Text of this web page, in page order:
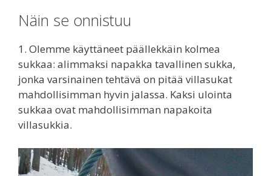
Näin se onnistuu
1. Olemme käyttäneet päällekkäin kolmea
sukkaa: alimmaksi napakka tavallinen sukka,
jonka varsinainen tehtävä on pitää villasukat
mahdollisimman hyvin jalassa. Kaksi ulointa
sukkaa ovat mahdollisimman napakoita
villasukkia.